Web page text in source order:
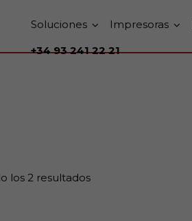
Soluciones Impresoras
+34 93 241 22 21
los 2 resultados